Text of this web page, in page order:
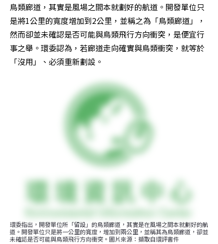
鳥類廊道，其實是風場之間本就劃好的航道。開發單位只
是將1公里的寬度增加到2公里，並稱之為「鳥類廊道」，
然而卻並未確認是否可能與鳥類飛行方向衝突，是便宜行
事之舉。環委認為，若廊道走向確實與鳥類衝突，就等於
「沒用」、必須重新劃設。
環委指出，開發單位所「留設」的鳥類廊道，其實是在風場之間本就劃好的航
道。開發單位只是將一公里的寬度，增加到兩公里，並稱其為鳥類廊道，卻並
未確認是否可能與鳥類飛行方向衝突。圖片來源：擷取自環評書件